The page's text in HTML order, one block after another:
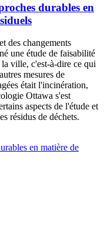
durables en
des changements
une étude de faisabilité
la ville, c'est-à-dire ce qui
mesures de
était l'incinération,
Ottawa s'est
aspects de l'étude et
résidus de déchets.
en matière de